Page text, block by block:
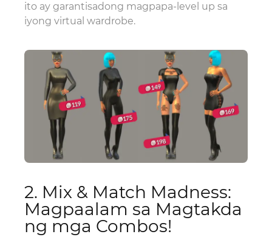
ito ay garantisadong magpapa-level up sa
iyong virtual wardrobe.
2. Mix & Match Madness:
Magpaalam sa Magtakda
ng mga Combos!